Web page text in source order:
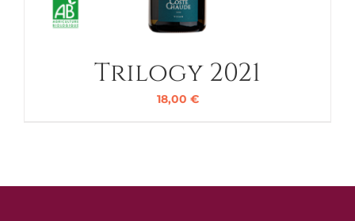
Trilogy 2021
18,00 €